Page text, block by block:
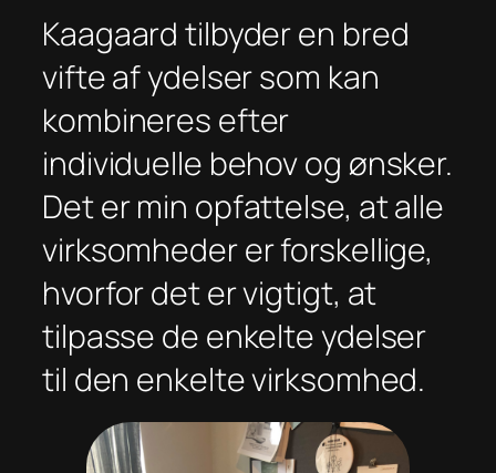
Kaagaard tilbyder en bred
vifte af ydelser som kan
kombineres efter
individuelle behov og ønsker.
Det er min opfattelse, at alle
virksomheder er forskellige,
hvorfor det er vigtigt, at
tilpasse de enkelte ydelser
til den enkelte virksomhed.